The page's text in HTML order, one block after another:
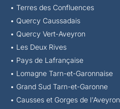
• Terres des Confluences
• Quercy Caussadais
• Quercy Vert-Aveyron
• Les Deux Rives
• Pays de Lafrançaise
• Lomagne Tarn-et-Garonnaise
• Grand Sud Tarn-et-Garonne
• Causses et Gorges de l'Aveyron